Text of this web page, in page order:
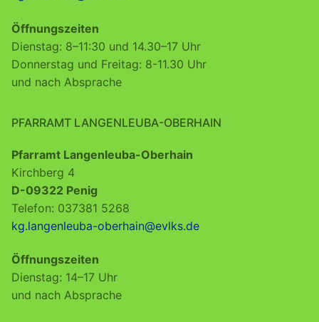
Öffnungszeiten
Dienstag: 8–11:30 und 14.30–17 Uhr
Donnerstag und Freitag: 8-11.30 Uhr
und nach Absprache
PFARRAMT LANGENLEUBA-OBERHAIN
Pfarramt Langenleuba-Oberhain
Kirchberg 4
D-09322 Penig
Telefon: 037381 5268
kg.langenleuba-oberhain@evlks.de
Öffnungszeiten
Dienstag: 14–17 Uhr
und nach Absprache